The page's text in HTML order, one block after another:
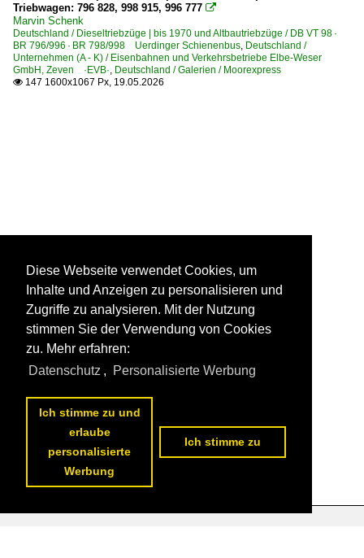
Triebwagen: 796 828, 998 915, 996 777 
Marvin Schenk
Deutschland / Dieseltriebzüge | bis 1970 und Altbautriebzüge / DB VT 98 ·
BR 796/996 · BR 798/998 Uerdinger Schienenbus, Deutschland /
Unternehmen (A - K) / Eisenbahnen und Verkehrsbetriebe Elbe-Weser
GmbH, Zeven ·EVB·, Deutschland / Galerien / Moorexpress
 147 1600x1067 Px, 19.05.2026
Diese Webseite verwendet Cookies, um
Inhalte und Anzeigen zu personalisieren und
Zugriffe zu analysieren. Mit der Nutzung
stimmen Sie der Verwendung von Cookies
zu. Mehr erfahren:
Datenschutz , Personalisierte Werbung
Ich stimme zu und
erlaube
personalisierte
Werbung
Ich stimme zu